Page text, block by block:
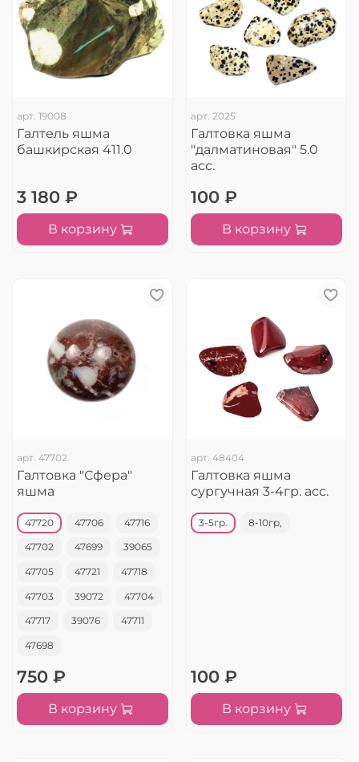
арт. 19008
Галтель яшма
башкирская 411.0
3 180 ₽
В корзину
арт. 2025
Галтовка яшма
"далматиновая" 5.0
асс.
100 ₽
В корзину
арт. 47702
Галтовка "Сфера"
яшма
47720 47706 47716
47702 47699 39065
47705 47721 47718
47703 39072 47704
47717 39076 47711
47698
750 ₽
В корзину
арт. 48404
Галтовка яшма
сургучная 3-4гр. асс.
3-5гр. 8-10гр,
100 ₽
В корзину